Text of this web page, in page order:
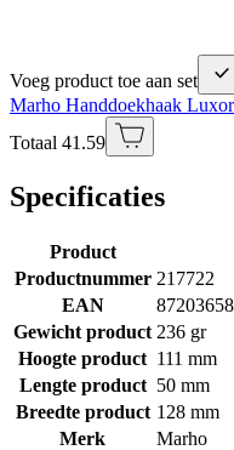
Voeg product toe aan set
Marho Handdoekhaak
Totaal 41.59
Specificaties
Product
Productnummer 217722
EAN
Gewicht product 236 gr
Hoogte product 111 mm
Lengte product 50 mm
Breedte product 128 mm
Merk
Marho